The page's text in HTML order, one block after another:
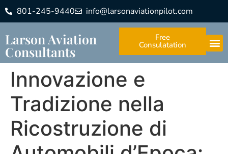
801-245-9440 info@larsonaviationpilot.com
Larson Aviation
Consultants
Free
Consulatation
Innovazione e
Tradizione nella
Ricostruzione di